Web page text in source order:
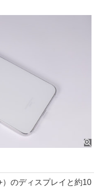
のディスプレイと約10